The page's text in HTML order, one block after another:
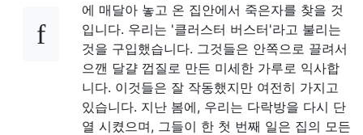
에 매달아 놓고 온 집안에서 죽은자를 찾을 것
입니다. 우리는 '클러스터 버스터'라고 불리는
것을 구입했습니다. 그것들은 안쪽으로 끌려서
으깬 달걀 껍질로 만든 미세한 가루로 익사합
니다. 이것들은 잘 작동했지만 여전히 가지고
있습니다. 지난 봄에, 우리는 다락방을 다시 단
열 시켰으며, 그들이 한 첫 번째 일은 집의 모든